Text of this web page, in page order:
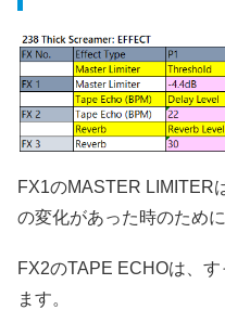
FX1のMASTER LIMITER
の変化があった時のため
FX2のTAPE ECHOは、
ます。